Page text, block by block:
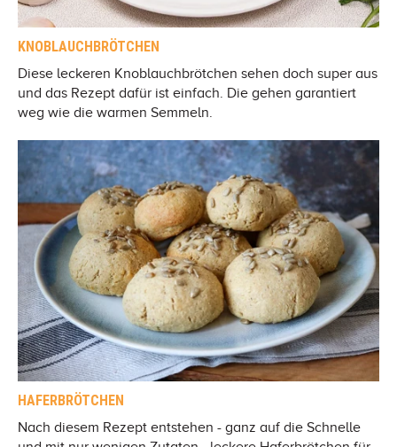
KNOBLAUCHBRÖTCHEN
Diese leckeren Knoblauchbrötchen sehen doch super aus
und das Rezept dafür ist einfach. Die gehen garantiert
weg wie die warmen Semmeln.
HAFERBRÖTCHEN
Nach diesem Rezept entstehen - ganz auf die Schnelle